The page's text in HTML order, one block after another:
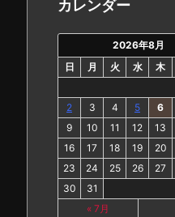
ブ
カレンダー
2026年8月
日
月 火 水 木
2
3 4 5 6
9
10 11 12 13
16
17 18 19 20
23
24 25 26 27
30
31
« 7月